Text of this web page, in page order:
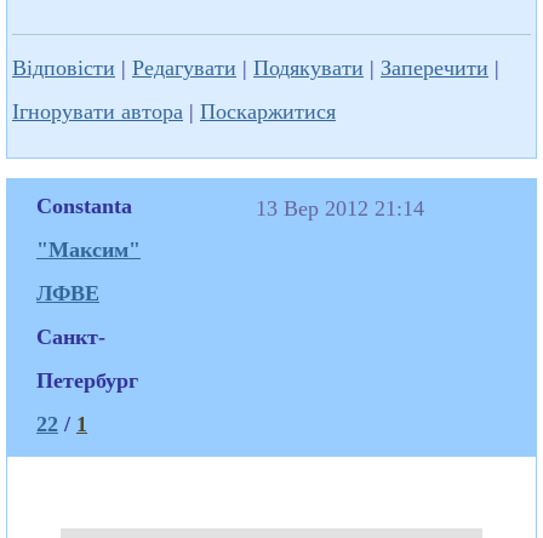
Відповісти | Редагувати | Подякувати | Заперечити |
Ігнорувати автора | Поскаржитися
Constanta
"Максим"
ЛФВЕ
Санкт-
Петербург
22 / 1
13 Вер 2012 21:14